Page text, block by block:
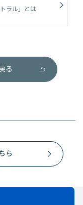
ラル」とは
る
ら